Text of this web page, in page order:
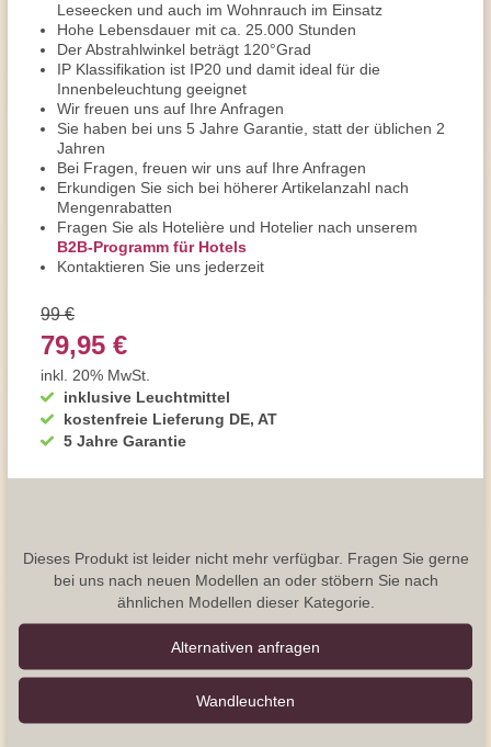
Leseecken und auch im Wohnrauch im Einsatz
Hohe Lebensdauer mit ca. 25.000 Stunden
Der Abstrahlwinkel beträgt 120°Grad
IP Klassifikation ist IP20 und damit ideal für die
Innenbeleuchtung geeignet
Wir freuen uns auf Ihre Anfragen
Sie haben bei uns 5 Jahre Garantie, statt der üblichen 2
Jahren
Bei Fragen, freuen wir uns auf Ihre Anfragen
Erkundigen Sie sich bei höherer Artikelanzahl nach
Mengenrabatten
Fragen Sie als Hotelière und Hotelier nach unserem
B2B-Programm für Hotels
Kontaktieren Sie uns jederzeit
inklusive Leuchtmittel
kostenfreie Lieferung DE, AT
5 Jahre Garantie
99 €
79,95 €
inkl. 20% MwSt.
Dieses Produkt ist leider nicht mehr verfügbar. Fragen Sie gerne
bei uns nach neuen Modellen an oder stöbern Sie nach
ähnlichen Modellen dieser Kategorie.
Alternativen anfragen
Wand­leuchten